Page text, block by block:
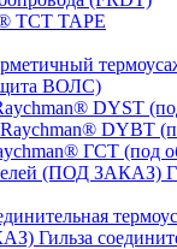
TCT TAPE
ВОЛС)
DYST
Raychman® DYBT
ГСТ (под
Гильза